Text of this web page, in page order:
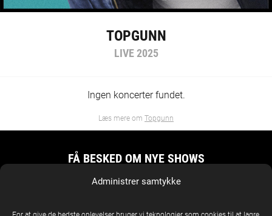
Administrer samtykke
TOPGUNN
LIVE 2025
Ingen koncerter fundet.
Læs mere om Topgunn
FÅ BESKED OM NYE SHOWS